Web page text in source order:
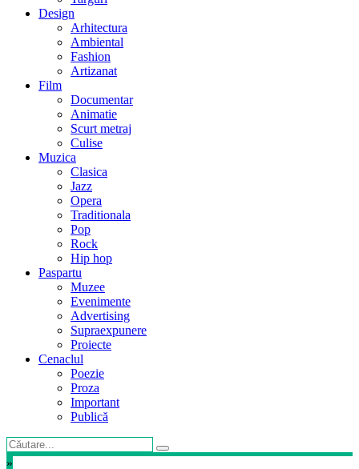
Design
Arhitectura
Ambiental
Fashion
Artizanat
Film
Documentar
Animatie
Scurt metraj
Culise
Muzica
Clasica
Jazz
Opera
Traditionala
Pop
Rock
Hip hop
Paspartu
Muzee
Evenimente
Advertising
Supraexpunere
Proiecte
Cenaclul
Poezie
Proza
Important
Publică
»